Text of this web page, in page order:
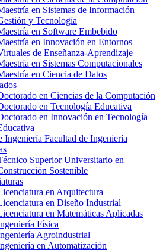
en Sistemas de Información
y Tecnología
en Software Embebido
en Innovación en Entornos
de Enseñanza-Aprendizaje
en Sistemas Computacionales
en Ciencia de Datos
en Ciencias de la Computación
en Tecnología Educativa
en Innovación en Tecnología
Facultad de Ingeniería
Superior Universitario en
Sostenible
en Arquitectura
en Diseño Industrial
en Matemáticas Aplicadas
Física
Agroindustrial
en Automatización